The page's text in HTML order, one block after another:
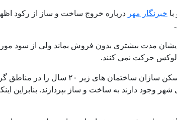
خبرنگار مهر درباره خروج ساخت و ساز از رکود
مدت بیشتری بدون فروش بماند ولی از سود
لوکس حرکت نمی کنند.
کارشناس مدیریت ساخت ادامه داد: بسیار
وجود دارند به ساخت و ساز بپردازند. بنابراین